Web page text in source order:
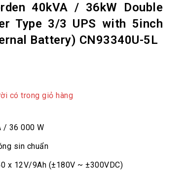
40kVA / 36kW Double
Type 3/3 UPS with 5inch
Battery) CN93340U-5L
12 giờ qua
có trong giỏ hàng
/ 36 000 W
sin chuẩn
x 12V/9Ah (±180V ~ ±300VDC)